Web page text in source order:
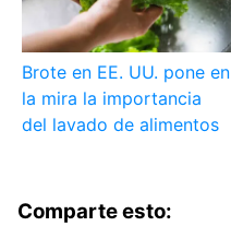
Brote en EE. UU. pone en
la mira la importancia
del lavado de alimentos
Comparte esto: